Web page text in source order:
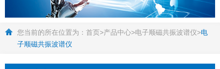
您当前的所在位置为： 首页>产品中心>电子顺磁共振波谱仪>电
子顺磁共振波谱仪